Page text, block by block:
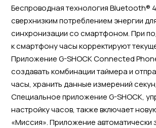
Беспроводная технология Bluetooth®
сверхнизким потреблением энергии
синхронизации со смартфоном. При
к смартфону часы корректируют
Приложение G-SHOCK Connected
создавать комбинации таймера и
часы, хранить данные измерений
Специальное приложение G-SHOCK,
настройку часов, также включает
«Миссия». Приложение автоматически